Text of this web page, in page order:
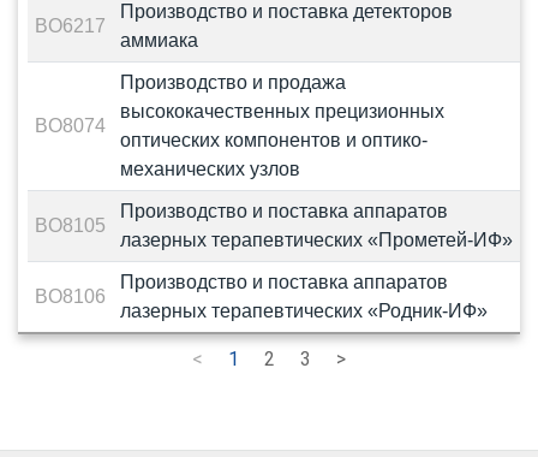
BO6217
Производство и поставка детекторов
аммиака
BO8074
Производство и продажа
высококачественных прецизионных
оптических компонентов и оптико-
механических узлов
BO8105
Производство и поставка аппаратов
лазерных терапевтических «Прометей-ИФ»
BO8106
Производство и поставка аппаратов
лазерных терапевтических «Родник-ИФ»
< 1 2 3 >